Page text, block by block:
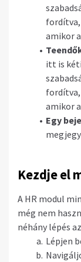
amikor
itt is
amikor
Egy
Kezdje el
A HR modul
még nem
néhány lépés
Lépjen